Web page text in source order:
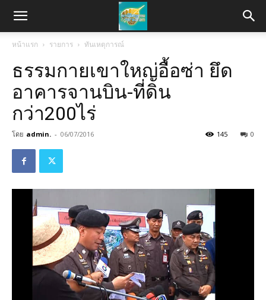
หน้าแรก รายการ ทันเหตุการณ์
ธรรมกายเขาใหญ่อื้อซ่า ยึด
อาคารจานบิน-ที่ดิน
กว่า200ไร่
โดย admin. - 06/07/2016 0
145